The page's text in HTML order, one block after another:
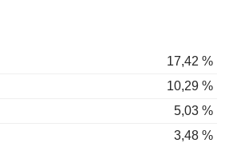
17,42 %
10,29 %
5,03 %
3,48 %